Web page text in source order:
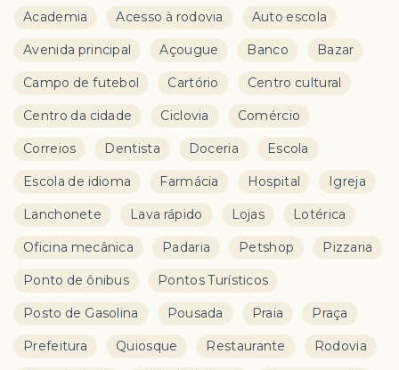
Academia Acesso à rodovia Auto escola
Avenida principal Açougue Banco Bazar
Campo de futebol Cartório Centro cultural
Centro da cidade Ciclovia Comércio
Correios Dentista Doceria Escola
Escola de idioma Farmácia Hospital Igreja
Lanchonete Lava rápido Lojas Lotérica
Oficina mecânica Padaria Petshop Pizzaria
Ponto de ônibus Pontos Turísticos
Posto de Gasolina Pousada Praia Praça
Prefeitura Quiosque Restaurante Rodovia